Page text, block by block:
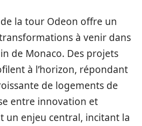
la tour Odeon offre un
à venir dans
de Monaco. Des projets
à l’horizon, répondant
de logements de
entre innovation et
un enjeu central, incitant la